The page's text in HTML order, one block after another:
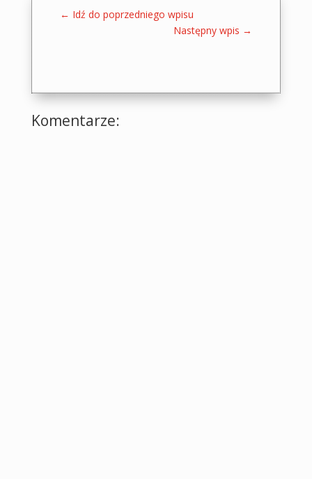
← Idź do poprzedniego wpisu
Następny wpis →
Komentarze: